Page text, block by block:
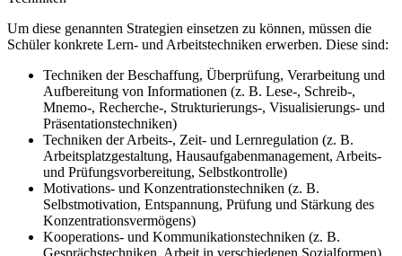
Um diese genannten Strategien einsetzen zu können, müssen die
Schüler konkrete Lern- und Arbeitstechniken erwerben. Diese sind:
Techniken der Beschaffung, Überprüfung, Verarbeitung und
Aufbereitung von Informationen (z. B. Lese-, Schreib-,
Mnemo-, Recherche-, Strukturierungs-, Visualisierungs- und
Präsentationstechniken)
Techniken der Arbeits-, Zeit- und Lernregulation (z. B.
Arbeitsplatzgestaltung, Hausaufgabenmanagement, Arbeits-
und Prüfungsvorbereitung, Selbstkontrolle)
Motivations- und Konzentrationstechniken (z. B.
Selbstmotivation, Entspannung, Prüfung und Stärkung des
Konzentrationsvermögens)
Kooperations- und Kommunikationstechniken (z. B.